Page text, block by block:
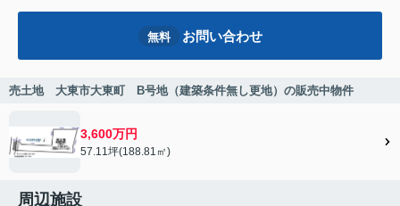
無料 お問い合わせ
売土地 大東市大東町 B号地（建築条件無し更地）の販売中物件
3,600万円
57.11坪(188.81㎡)
周辺施設